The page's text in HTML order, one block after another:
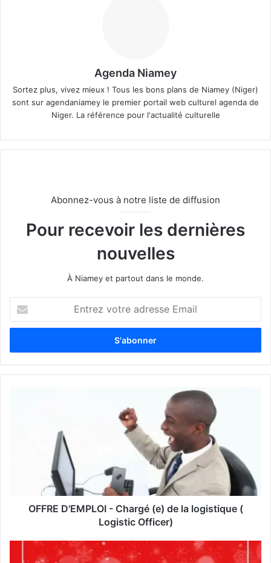
Agenda Niamey
Sortez plus, vivez mieux ! Tous les bons plans de Niamey (Niger)
sont sur agendaniamey le premier portail web culturel agenda de
Niger. La référence pour l'actualité culturelle
Abonnez-vous à notre liste de diffusion
Pour recevoir les dernières
nouvelles
À Niamey et partout dans le monde.
t
e
z
OFFRE D'EMPLOI - Chargé (e) de la logistique (
Logistic Officer)